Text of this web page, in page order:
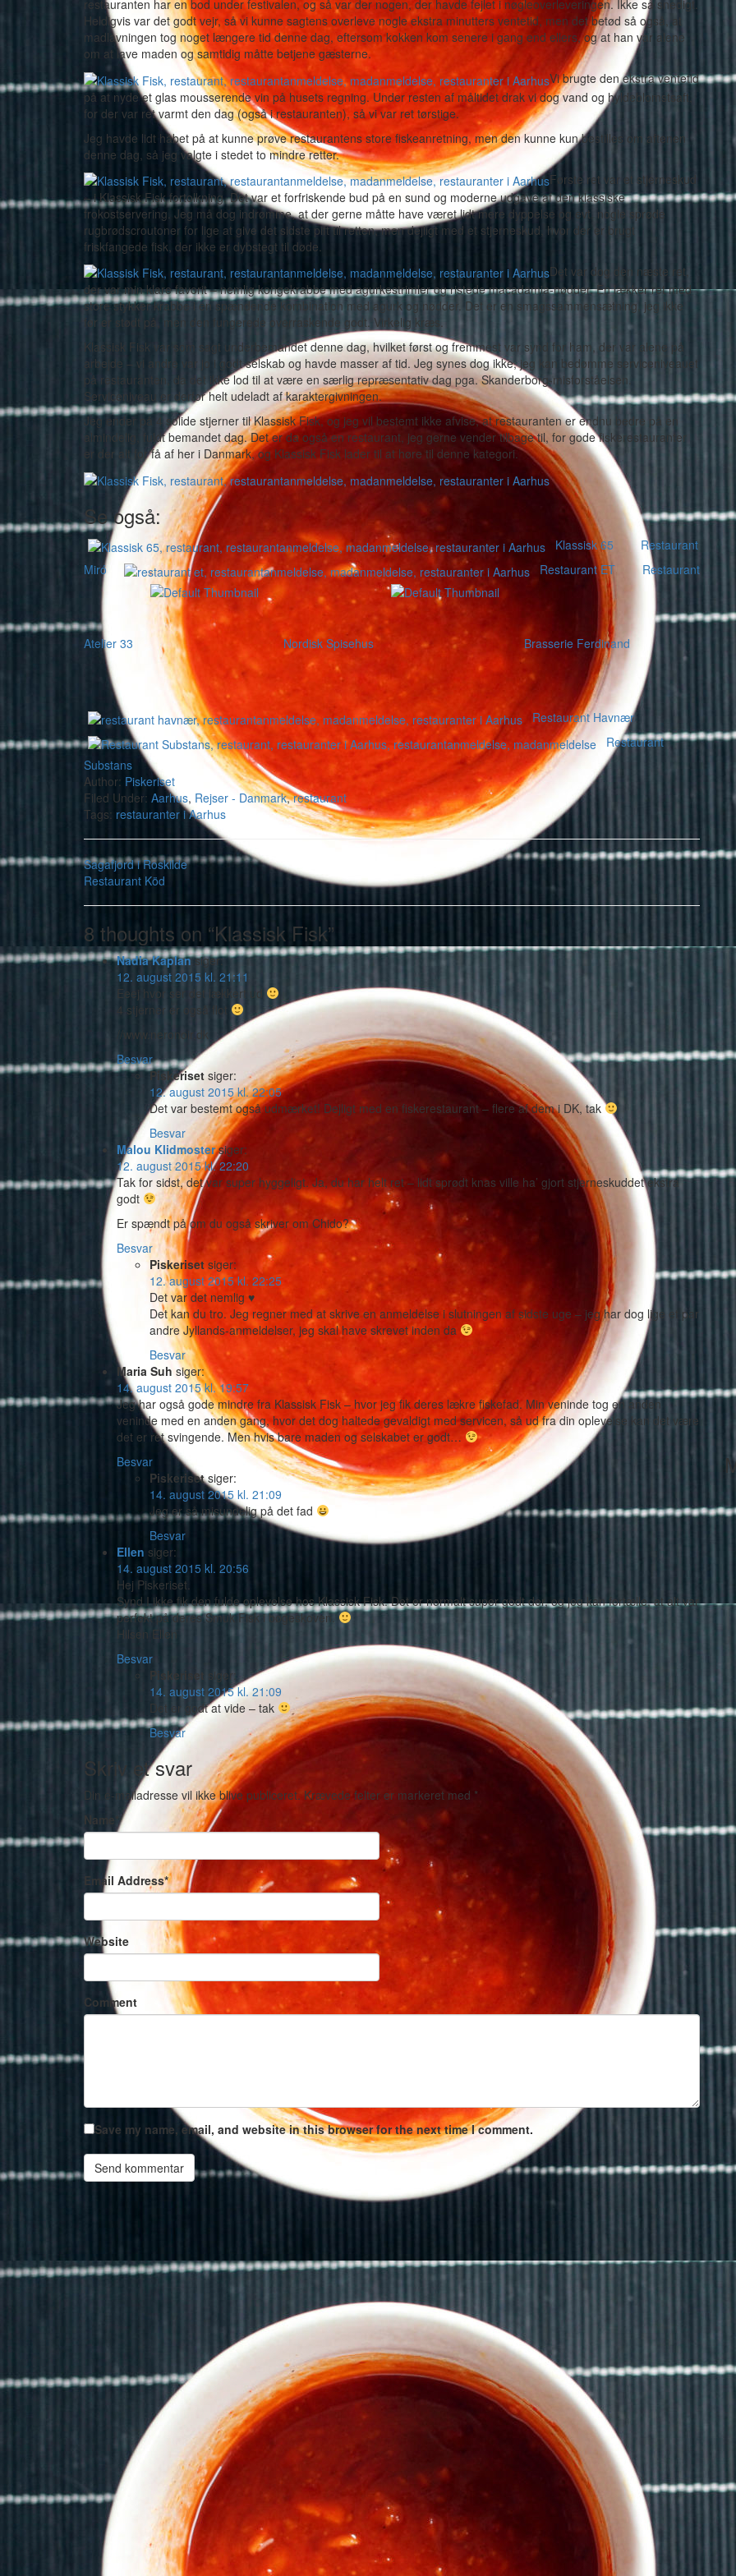
restauranten har en bod under festivalen, og så var der nogen, der havde fejlet i nøgleoverleveringen. Ikke så snedigt.
Heldigvis var det godt vejr, så vi kunne sagtens overleve nogle ekstra minutters ventetid, men det betød så også, at
madlavningen tog noget længere tid denne dag, eftersom kokken kom senere i gang end ellers, og at han var alene
om at lave maden og samtidig måtte betjene gæsterne.
Vi brugte den ekstra ventetid
på at nyde et glas mousserende vin på husets regning. Under resten af måltidet drak vi dog vand og hyldeblomstsaft,
for der var ret varmt den dag (også i restauranten), så vi var ret tørstige.
Jeg havde lidt håbet på at kunne prøve restaurantens store fiskeanretning, men den kunne kun bestilles om aftenen
denne dag, så jeg valgte i stedet to mindre retter.
Første ret var et stjerneskud
– i Klassisk Fisk fortolkning. Det var et forfriskende bud på en sund og moderne udgave af den klassiske
frokostservering. Jeg må dog indrømme, at der gerne måtte have været lidt mere dyppelse og evt. nogle sprøde
rugbrødscroutoner for lige at give det sidste pift til retten, men dejligt med et stjerneskud, hvor der er brugt
friskfangede fisk, der ikke er dybstegt til døde.
Det var dog den næste ret,
der var min klare favorit – nemlig kongekrabbe med agurkestrimler og ristede macadamia-nødder. En lækker ret med
store stykker krabbe i en spændende kombination med agurk og nødder. Det er en smagssammensætning, jeg ikke
før er stødt på, men den fungerede overraskende godt. Virkelig kræs.
Klassisk Fisk var som sagt underbemandet denne dag, hvilket først og fremmest var synd for ham, der var alene på
arbejde – vi andre var jo i godt selskab og havde masser af tid. Jeg synes dog ikke, jeg kan bedømme serviceniveauet
på restauranten, da det ikke lod til at være en særlig repræsentativ dag pga. Skanderborg-misforståelsen.
Serviceniveau er derfor helt udeladt af karaktergivningen.
Jeg ender på 4 solide stjerner til Klassisk Fisk, og jeg vil bestemt ikke afvise, at restauranten er endnu bedre på en
almindelig, fuldt bemandet dag. Det er da også en restaurant, jeg gerne vender tilbage til, for gode fiskerestauranter
er der alt for få af her i Danmark, og Klassisk Fisk lader til at høre til denne kategori.
Se også:
Klassisk 65
Restaurant
Miró
Restaurant ET Restaurant
Atelier 33 Nordisk Spisehus Brasserie Ferdinand
Restaurant Havnær
Restaurant
Substans
Author: Piskeriset
Filed Under: Aarhus, Rejser - Danmark,restaurant
Tags: restauranter i Aarhus
Sagafjord i Roskilde
Restaurant Köd
8 thoughts on “Klassisk Fisk”
Nadia Kaplan siger:
12. august 2015 kl. 21:11
Eeej hvor ser det lækkert ud
4 stjerner er også flot
//www.neronoir.dk
Besvar
Piskeriset siger:
12. august 2015 kl. 22:05
Det var bestemt også udmærket! Dejligt med en fiskerestaurant – flere af dem i DK, tak
Besvar
Malou Klidmoster siger:
12. august 2015 kl. 22:20
Tak for sidst, det var super hyggeligt. Ja, du har helt ret – lidt sprødt knas ville ha’ gjort stjerneskuddet ekstra
godt
Er spændt på om du også skriver om Chido?
Besvar
Piskeriset siger:
12. august 2015 kl. 22:25
Det var det nemlig ♥
Det kan du tro. Jeg regner med at skrive en anmeldelse i slutningen af sidste uge – jeg har dog lige et par
andre Jyllands-anmeldelser, jeg skal have skrevet inden da
Besvar
Maria Suh siger:
14. august 2015 kl. 19:57
Jeg har også gode mindre fra Klassisk Fisk – hvor jeg fik deres lækre fiskefad. Min veninde tog en anden
veninde med en anden gang, hvor det dog haltede gevaldigt med servicen, så ud fra din oplevelse kan det være
det er ret svingende. Men hvis bare maden og selskabet er godt…
Besvar
Piskeriset siger:
14. august 2015 kl. 21:09
Jeg er så misundelig på det fad
Besvar
Ellen siger:
14. august 2015 kl. 20:56
Hej Piskeriset.
Synd I ikke fik den fulde oplevelse hos Klassisk Fisk. Det er normalt super godt der, og jeg kan fortælle, at alt var
perfekt på deres Smuk Fisk i bøgeskoven.
Hilsen Ellen
Besvar
Piskeriset
siger:
14. august 2015 kl. 21:09
Det er godt at vide – tak
Besvar
Skriv et svar
Din e-mailadresse vil ikke blive publiceret. Krævede felter er markeret med *
Name
Email Address*
Website
Comment
Save my name, email, and website in this browser for the next time I comment.